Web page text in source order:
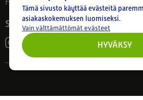
Huom! Myymälän poikkeusaukiolot:
Seuraa meitä
Tämä sivusto käyttää evästeitä
asiakaskokemuksen luomiseksi.
Vain välttämättömät evästeet
HYVÄKSY